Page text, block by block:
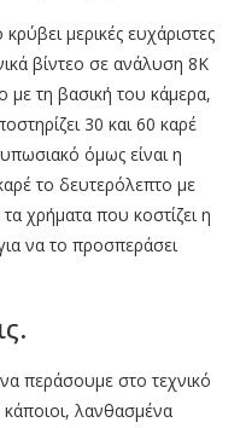
μερικές ευχάριστες
βίντεο σε ανάλυση 8K
με τη βασική του κάμερα,
30 και 60 καρέ
όμως είναι η
το δευτερόλεπτο με
χρήματα που κοστίζει η
να το προσπεράσει
περάσουμε στο τεχνικό
λανθασμένα